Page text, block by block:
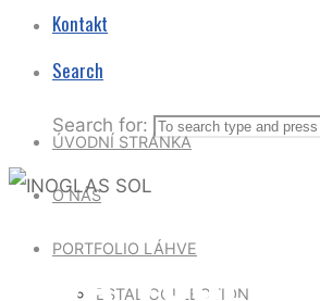
Kontakt
Search
Search for:
ÚVODNÍ STRÁNKA
O NÁS
PORTFOLIO LÁHVE
ESTAL COLLECTION
JAVA_70CL